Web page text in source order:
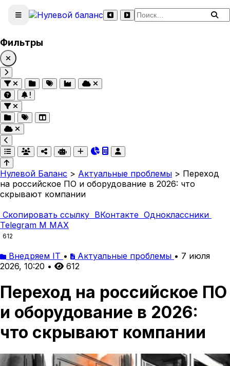
Поиск по сайту
Фильтры
Нулевой Баланс > Актуальные проблемы > Переход
на российское ПО и оборудование в 2026: что
скрывают компании
Скопировать ссылку ВКонтакте Одноклассники
Telegram M MAX
612
Внедряем IT • Актуальные проблемы • 7 июля
2026, 10:20 • 612
Переход на российское ПО
и оборудование в 2026:
что скрывают компании